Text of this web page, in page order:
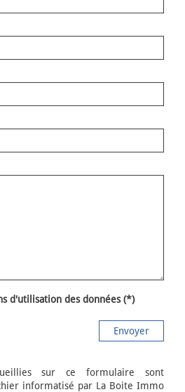
d'utilisation des données (*)
Envoyer
sur ce formulaire sont
informatisé par La Boite Immo